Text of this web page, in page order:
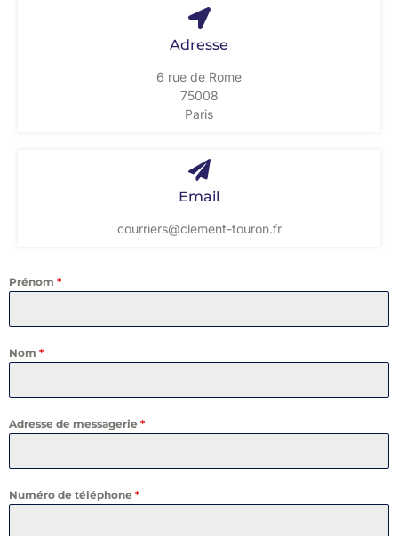
Adresse
6 rue de Rome
75008
Paris
Email
courriers@clement-touron.fr
Prénom *
Nom *
Adresse de messagerie *
Numéro de téléphone *